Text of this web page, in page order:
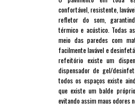
confortável, resistente,
refletor do som,
térmico e acústico. Todas
meio das paredes com
facilmente lavável e
refeitório existe um
dispensador de gel/
todos os espaços existe
que existe um balde
evitando assim maus odores